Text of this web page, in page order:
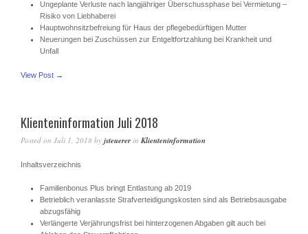
Ungeplante Verluste nach langjähriger Überschussphase bei Vermietung –
Risiko von Liebhaberei
Hauptwohnsitzbefreiung für Haus der pflegebedürftigen Mutter
Neuerungen bei Zuschüssen zur Entgeltfortzahlung bei Krankheit und
Unfall
View Post →
Klienteninformation Juli 2018
Posted on Juli 1, 2018 by jsteuerer in Klienteninformation
Inhaltsverzeichnis
Familienbonus Plus bringt Entlastung ab 2019
Betrieblich veranlasste Strafverteidigungskosten sind als Betriebsausgabe
abzugsfähig
Verlängerte Verjährungsfrist bei hinterzogenen Abgaben gilt auch bei